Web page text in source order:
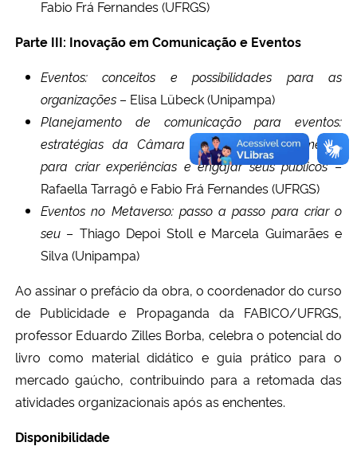
Fabio Frá Fernandes (UFRGS)
Parte III: Inovação em Comunicação e Eventos
Eventos: conceitos e possibilidades para as
organizações – Elisa Lübeck (Unipampa)
Planejamento de comunicação para eventos:
estratégias da Câmara Americana de Comércio
para criar experiências e engajar seus públicos–
Rafaella Tarragô e Fabio Frá Fernandes (UFRGS)
Eventos no Metaverso: passo a passo para criar o
seu – Thiago Depoi Stoll e Marcela Guimarães e
Silva (Unipampa)
Ao assinar o prefácio da obra, o coordenador do curso
de Publicidade e Propaganda da FABICO/UFRGS,
professor Eduardo Zilles Borba, celebra o potencial do
livro como material didático e guia prático para o
mercado gaúcho, contribuindo para a retomada das
atividades organizacionais após as enchentes.
Disponibilidade